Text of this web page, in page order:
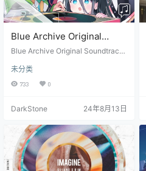
Blue Archive Original
Soundtrack Vol.2 ～
unknown truth～ [HI-RES]
Blue Archive Original Soundtrack
n truth～ [HI-RES]
未分类
733 0
DarkStone 24年8月13日